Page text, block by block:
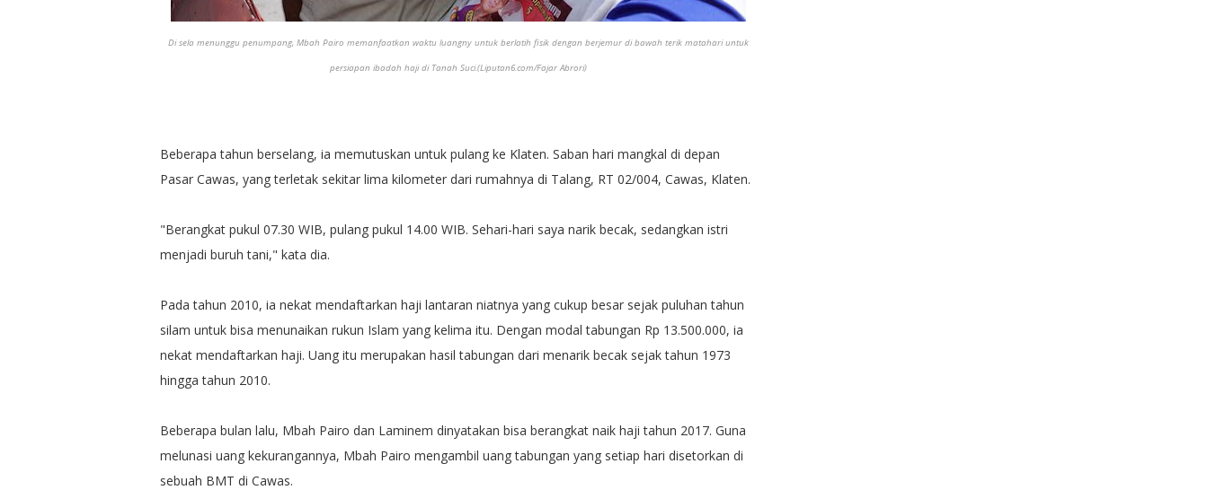
Di sela menunggu penumpang, Mbah Pairo memanfaatkan waktu luangny untuk berlatih fisik dengan berjemur di bawah terik matahari untuk
persiapan ibadah haji di Tanah Suci.(Liputan6.com/Fajar Abrori)
Beberapa tahun berselang, ia memutuskan untuk pulang ke Klaten. Saban hari mangkal di depan
Pasar Cawas, yang terletak sekitar lima kilometer dari rumahnya di Talang, RT 02/004, Cawas, Klaten.
"Berangkat pukul 07.30 WIB, pulang pukul 14.00 WIB. Sehari-hari saya narik becak, sedangkan istri
menjadi buruh tani," kata dia.
Pada tahun 2010, ia nekat mendaftarkan haji lantaran niatnya yang cukup besar sejak puluhan tahun
silam untuk bisa menunaikan rukun Islam yang kelima itu. Dengan modal tabungan Rp 13.500.000, ia
nekat mendaftarkan haji. Uang itu merupakan hasil tabungan dari menarik becak sejak tahun 1973
hingga tahun 2010.
Beberapa bulan lalu, Mbah Pairo dan Laminem dinyatakan bisa berangkat naik haji tahun 2017. Guna
melunasi uang kekurangannya, Mbah Pairo mengambil uang tabungan yang setiap hari disetorkan di
sebuah BMT di Cawas.